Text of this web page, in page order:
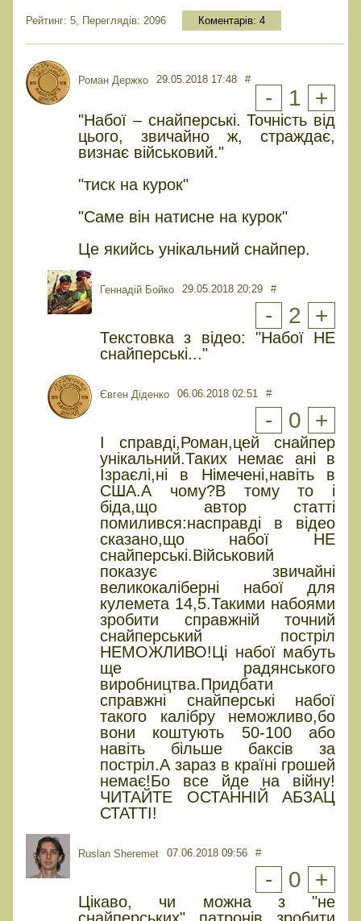
Рейтинг: 5, Переглядів: 2096 Коментарів: 4
Роман Держко 29.05.2018 17:48 #
- 1 +
"Набої – снайперські. Точність від
цього, звичайно ж, страждає,
визнає військовий."
"тиск на курок"
"Саме він натисне на курок"
Це якийсь унікальний снайпер.
Геннадій Бойко 29.05.2018 20:29 #
- 2 +
Текстовка з відео: "Набої НЕ
снайперські..."
Євген Діденко 06.06.2018 02:51 #
- 0 +
І справді,Роман,цей снайпер
унікальний.Таких немає ані в
Ізраєлі,ні в Німечені,навіть в
США.А чому?В тому то і
біда,що автор статті
помилився:насправді в відео
сказано,що набої НЕ
снайперські.Військовий
показує звичайні
великокаліберні набої для
кулемета 14,5.Такими набоями
зробити справжній точний
снайперський постріл
НЕМОЖЛИВО!Ці набої мабуть
ще радянського
виробництва.Придбати
справжні снайперські набої
такого калібру неможливо,бо
вони коштують 50-100 або
навіть більше баксів за
постріл.А зараз в країні грошей
немає!Бо все йде на війну!
ЧИТАЙТЕ ОСТАННІЙ АБЗАЦ
СТАТТІ!
Ruslan Sheremet 07.06.2018 09:56 #
- 0 +
Цікаво, чи можна з "не